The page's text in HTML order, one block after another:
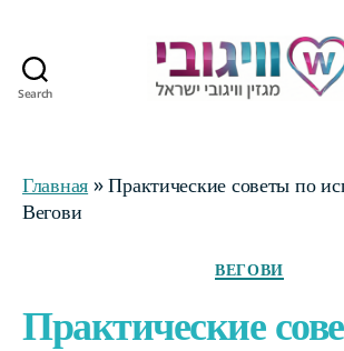
Search
Главная »Практические советы по
Вегови
ВЕГОВИ
Практические